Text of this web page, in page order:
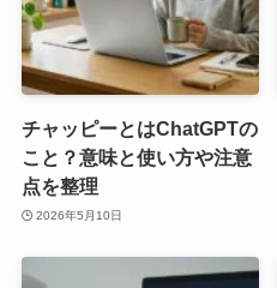
チャッピーとはChatGPTの
こと？意味と使い方や注意
点を整理
2026年5月10日